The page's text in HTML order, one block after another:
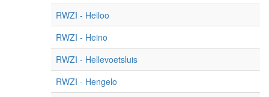
RWZI - Heiloo
RWZI - Heino
RWZI - Hellevoetsluis
RWZI - Hengelo